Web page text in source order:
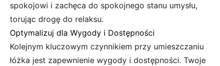
spokojowi i zachęca do spokojnego stanu umysłu,
torując drogę do relaksu.
Optymalizuj dla Wygody i Dostępności
Kolejnym kluczowym czynnikiem przy umieszczaniu
łóżka jest zapewnienie wygody i dostępności. Twoje